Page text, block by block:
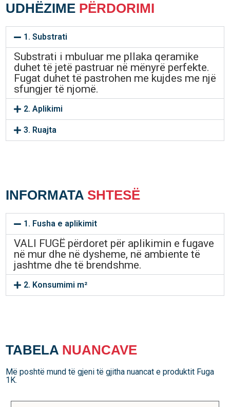
UDHËZIME PËRDORIMI
1. Substrati
Substrati i mbuluar me pllaka qeramike
duhet të jetë pastruar në mënyrë perfekte.
Fugat duhet të pastrohen me kujdes me një
sfungjer të njomë.
2. Aplikimi
3. Ruajta
INFORMATA SHTESË
1. Fusha e aplikimit
VALI FUGË përdoret për aplikimin e fugave
në mur dhe në dysheme, në ambiente të
jashtme dhe të brendshme.
2. Konsumimi m²
TABELA NUANCAVE
Më poshtë mund të gjeni të gjitha nuancat e produktit Fuga
1K.